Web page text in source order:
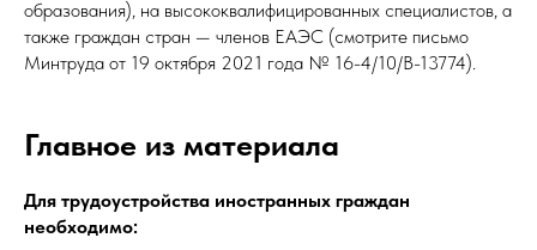
образования), на высококвалифицированных специалистов, а
также граждан стран — членов ЕАЭС (смотрите письмо
Минтруда от 19 октября 2021 года № 16-4/10/В-13774).
Главное из материала
Для трудоустройства иностранных граждан
необходимо: